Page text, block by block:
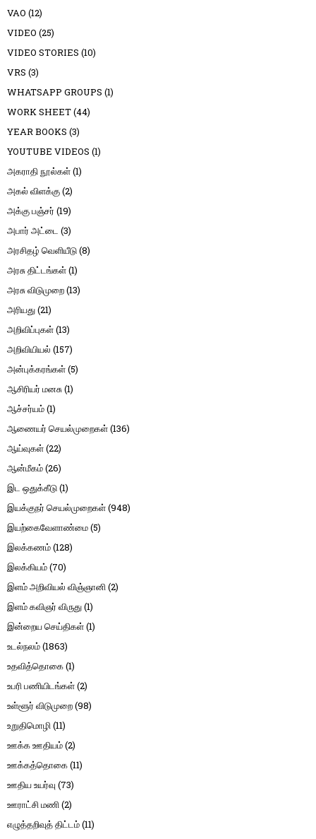
VAO (12)
VIDEO (25)
VIDEO STORIES (10)
VRS (3)
WHATSAPP GROUPS (1)
WORK SHEET(44)
YEAR BOOKS (3)
YOUTUBE VIDEOS (1)
அகராதி நூல்கள்(1)
அகல் விளக்கு(2)
அக்கு பஞ்சர் (19)
அபார் அட்டை (3)
அரசிதழ் வெளியீடு(8)
அரசு திட்டங்கள்(1)
அரசு விடுமுறை(13)
அரியது(21)
அறிவிப்புகள்(13)
அறிவியியல் (157)
அன்புக்கரங்கள்(5)
ஆசிரியர் மனசு(1)
ஆச்சர்யம்(1)
ஆணையர் செயல்முறைகள்(136)
ஆய்வுகள்(22)
ஆன்மீகம்(26)
இட ஒதுக்கீடு(1)
இயக்குநர் செயல்முறைகள்(948)
இயற்கைவேளாண்மை(5)
இலக்கணம்(128)
இலக்கியம்(70)
இளம் அறிவியல் விஞ்ஞானி (2)
இளம் கவிஞர் விருது(1)
இன்றைய செய்திகள்(1)
உடல்நலம்(1863)
உதவித்தொகை(1)
உபரி பணியிடங்கள்(2)
உள்ளூர் விடுமுறை(98)
உறுதிமொழி (11)
ஊக்க ஊதியம்(2)
ஊக்கத்தொகை(11)
ஊதிய உயர்வு (73)
ஊராட்சி மணி (2)
எழுத்தறிவுத் திட்டம்(11)